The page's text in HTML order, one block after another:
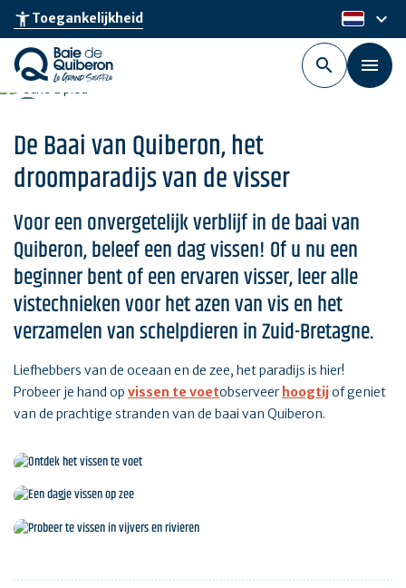
Skip
main
content
accessibility_newToegankelijkheid nl
keyboard_arrow_down
De Baai van Quiberon, het
droomparadijs van de visser
Voor een onvergetelijk verblijf in de baai van
Quiberon, beleef een dag vissen! Of u nu een
beginner bent of een ervaren visser, leer alle
vistechnieken voor het azen van vis en het
verzamelen van schelpdieren in Zuid-Bretagne.
Liefhebbers van de oceaan en de zee, het paradijs is hier!
Probeer je hand op vissen te voetobserveer hoogtijof geniet
van de prachtige stranden van de baai van Quiberon.
Ontdek het vissen te voet
Een dagje vissen op zee